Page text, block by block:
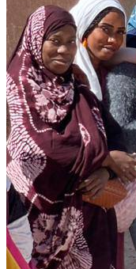
Citoyenneté
20 November 2025
Projet Parcours
reboisement
Lire l'article
Immersion Visuelle
Galerie